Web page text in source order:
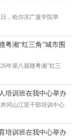
，哈尔滨广厦学院举
湘“红三角”城市围
年第八届赣粤湘"红三
培训班在我中心举办
冈山江宣干部培训中心
培训班在我中心举办